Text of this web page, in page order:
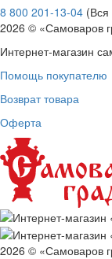
8 800 201-13-04 (Вся
2026 © «Самоваров
Интернет-магазин
Помощь покупателю
Возврат товара
Оферта
2026 © «Самоваров